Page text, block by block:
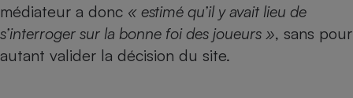
médiateur a donc « estimé qu’il y avait lieu de
s’interroger sur la bonne foi des joueurs », sans pour
autant valider la décision du site.